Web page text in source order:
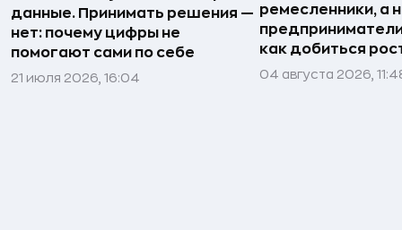
данные. Принимать решения —
нет: почему цифры не
помогают сами по себе
21 июля 2026, 16:04
ремесленники, а
как добиться
04 августа 2026,